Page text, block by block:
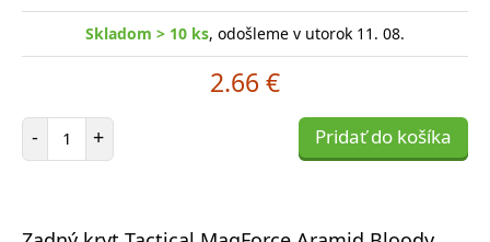
Skladom > 10 ks, odošleme v utorok 11. 08.
2.66 €
- Počet položiek
+ Pridať do košíka